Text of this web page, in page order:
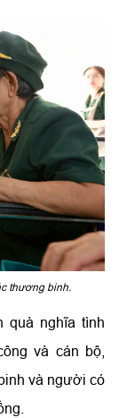
thương binh.
quà nghĩa tình
và cán bộ,
và người có